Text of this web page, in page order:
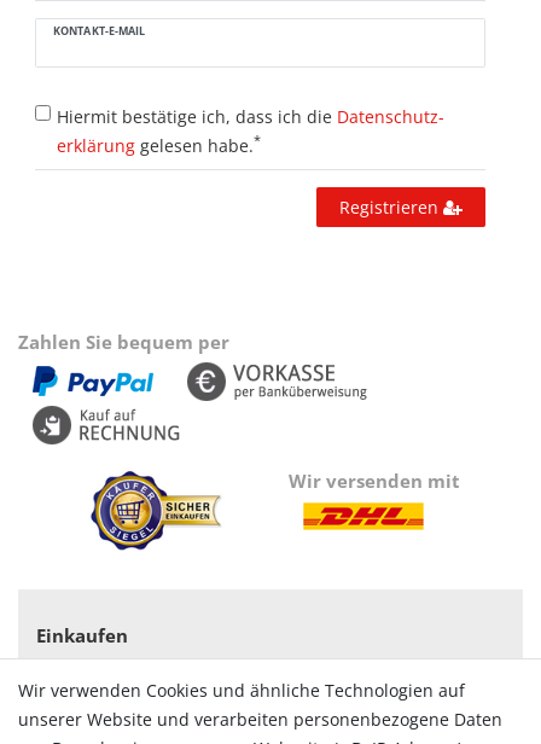
KONTAKT-E-MAIL
Hiermit bestätige ich, dass ich die Daten­schutz­
erklärung gelesen habe.*
Registrieren
Zahlen Sie bequem per
Wir versenden mit
Einkaufen
Zahlungsarten
Versandarten & -kosten
Widerrufsrecht
Wir verwenden Cookies und ähnliche Technologien auf
unserer Website und verarbeiten personenbezogene Daten